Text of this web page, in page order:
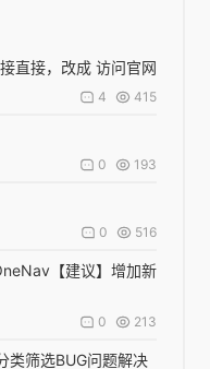
直接，改成 访问官网
4 415
0 193
0 516
【建议】增加新
0 213
类筛选BUG问题解决